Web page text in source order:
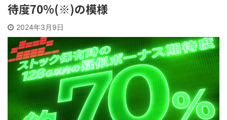
待度70%(※)の模様
2024年3月9日